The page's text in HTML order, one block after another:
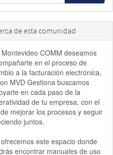
de esta comunidad
Montevideo COMM deseamos
en el proceso de
a la facturación electrónica,
MVD Gestiona buscamos
en cada paso de la
de tu empresa, con el
mejorar los procesos y seguir
juntos.
este espacio donde
encontrar manuales de uso